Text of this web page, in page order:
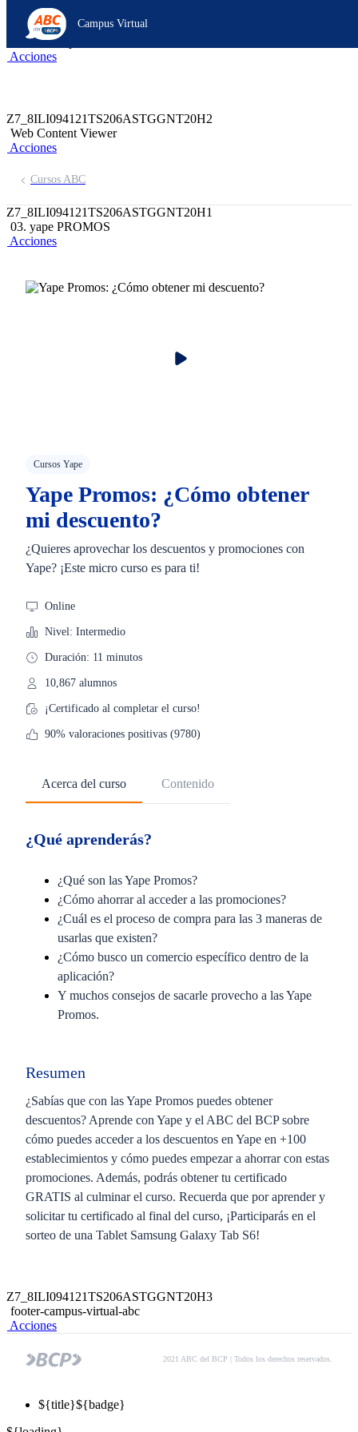
Z6_8ILI094121TS206ASTGGNT2014
Z7_8ILI094121TS206ASTGGNT20H0
header-campus-virtual-abc
Acciones
Campus Virtual
Z7_8ILI094121TS206ASTGGNT20H2
Web Content Viewer
Acciones
Cursos ABC
Z7_8ILI094121TS206ASTGGNT20H1
03. yape PROMOS
Acciones
Cursos Yape
Yape Promos: ¿Cómo obtener
mi descuento?
¿Quieres aprovechar los descuentos y promociones con
Yape? ¡Este micro curso es para ti!
Online
Nivel: Intermedio
Duración: 11 minutos
10,867 alumnos
¡Certificado al completar el curso!
90% valoraciones positivas (9780)
Acerca del curso Contenido
¿Qué aprenderás?
¿Qué son las Yape Promos?
¿Cómo ahorrar al acceder a las promociones?
¿Cuál es el proceso de compra para las 3 maneras de
usarlas que existen?
¿Cómo busco un comercio específico dentro de la
aplicación?
Y muchos consejos de sacarle provecho a las Yape
Promos.
Resumen
¿Sabías que con las Yape Promos puedes obtener
descuentos? Aprende con Yape y el ABC del BCP sobre
cómo puedes acceder a los descuentos en Yape en +100
establecimientos y cómo puedes empezar a ahorrar con estas
promociones. Además, podrás obtener tu certificado
GRATIS al culminar el curso. Recuerda que por aprender y
solicitar tu certificado al final del curso, ¡Participarás en el
sorteo de una Tablet Samsung Galaxy Tab S6!
Z7_8ILI094121TS206ASTGGNT20H3
footer-campus-virtual-abc
Acciones
2021 ABC del BCP | Todos los derechos reservados.
${title}${badge}